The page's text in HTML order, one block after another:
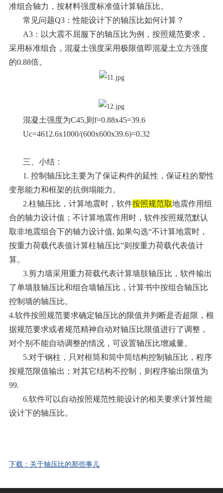
准组合轴力，按材料强度标准值计算轴压比。
常见问题Q3：性能设计下的轴压比如何计算？
A3：以大震不屈服下的轴压比为例，按照规范要求，
采用标准组合，混凝土强度采用极限值即混凝土立方强度
的0.88倍。
混凝土强度为C45,则f=0.88x45=39.6
Uc=4612.6x1000/(600x600x39.6)=0.32
三、小结：
1. 控制轴压比主要为了保证构件的延性，保证柱的塑性
变形能力和框架的抗倒塌能力。
2.柱轴压比，计算地震时，软件按照规范取地震作用组
合的轴力设计值；不计算地震作用时，软件按照规范默认
取非地震组合下的轴力设计值, 如果勾选“不计算地震时，
按重力荷载代表值计算柱轴压比”则按重力荷载代表值计
算。
3.剪力墙采用重力荷载代表计算墙肢轴压比，软件输出
了单墙肢轴压比和组合墙轴压比 ， 计算书中按组合轴压比
控制墙的轴压比。
4.软件按照规范要求确定轴压比的限值并判断是否超限，根
据规范要求或者规范精神自动对轴压比限值进行了调整，
对个别不能自动调整的情况，可设置轴压比增减量。
5.对于钢柱，只对框筒和筒中筒结构控制轴压比，程序
按规范限值输出；对其它结构不控制，则程序输出限值为
99.
6.软件可以自动按照规范性能设计的相关要求计算性能
设计下的轴压比。
下载：关于轴压比的那些事儿